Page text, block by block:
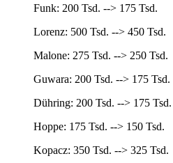
Funk: 200 Tsd. --> 175 Tsd.
Lorenz: 500 Tsd. --> 450 Tsd.
Malone: 275 Tsd. --> 250 Tsd.
Guwara: 200 Tsd. --> 175 Tsd.
Dühring: 200 Tsd. --> 175 Tsd.
Hoppe: 175 Tsd. --> 150 Tsd.
Kopacz: 350 Tsd. --> 325 Tsd.